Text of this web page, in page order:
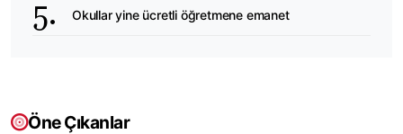
Okullar yine ücretli öğretmene emanet
Öne Çıkanlar